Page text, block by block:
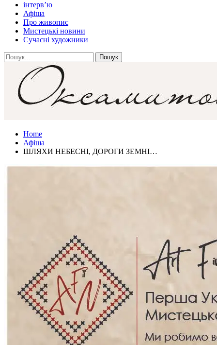
інтерв’ю
Афіша
Про живопис
Мистецькі новини
Сучасні художники
Home
Афіша
ШЛЯХИ НЕБЕСНІ, ДОРОГИ ЗЕМНІ…